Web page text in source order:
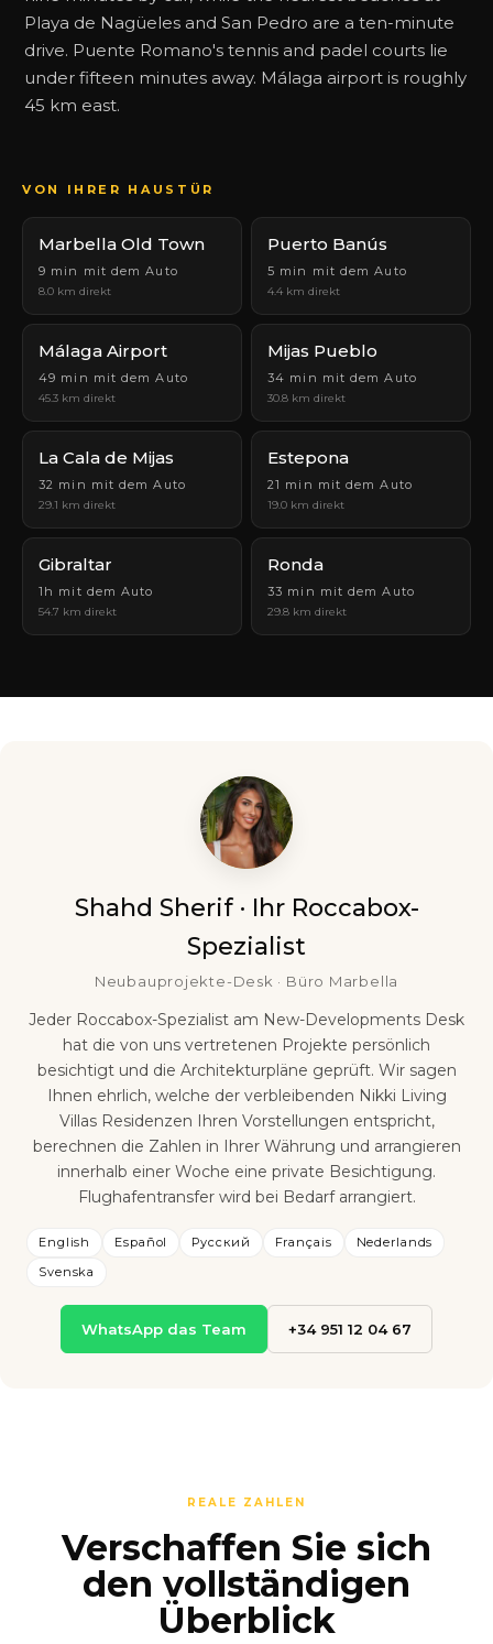
Playa de Nagüeles and San Pedro are a ten-minute
drive. Puente Romano's tennis and padel courts lie
under fifteen minutes away. Málaga airport is roughly
45 km east.
VON IHRER HAUSTÜR
Marbella Old Town
9 min mit dem Auto
8.0 km direkt
Puerto Banús
5 min mit dem Auto
4.4 km direkt
Málaga Airport
49 min mit dem Auto
45.3 km direkt
Mijas Pueblo
34 min mit dem Auto
30.8 km direkt
La Cala de Mijas
32 min mit dem Auto
29.1 km direkt
Estepona
21 min mit dem Auto
19.0 km direkt
Gibraltar
1h mit dem Auto
54.7 km direkt
Ronda
33 min mit dem Auto
29.8 km direkt
Shahd Sherif · Ihr Roccabox-
Spezialist
Neubauprojekte-Desk · Büro Marbella
Jeder Roccabox-Spezialist am New-Developments Desk
hat die von uns vertretenen Projekte persönlich
besichtigt und die Architekturpläne geprüft. Wir sagen
Ihnen ehrlich, welche der verbleibenden Nikki Living
Villas Residenzen Ihren Vorstellungen entspricht,
berechnen die Zahlen in Ihrer Währung und arrangieren
innerhalb einer Woche eine private Besichtigung.
Flughafentransfer wird bei Bedarf arrangiert.
English Español Русский Français
Nederlands
Svenska
WhatsApp das Team +34 951 12 04 67
REALE ZAHLEN
Verschaffen Sie sich
den vollständigen
Überblick